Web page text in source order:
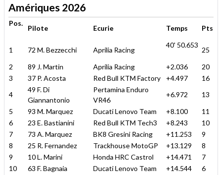
Amériques 2026
Pos.
Pilote Ecurie Temps Pts
1 72 M. Bezzecchi Aprilia Racing
40' 50.653
25
2
89 J. Martin Aprilia Racing +2.036
20
3
37 P. Acosta Red Bull KTM Factory +4.497
16
4
49 F. Di
Giannantonio
Pertamina Enduro
VR46
+6.972
13
5
93 M. Marquez Ducati Lenovo Team +8.100
11
6
23 E. Bastianini Red Bull KTM Tech3 +8.243
10
7
73 A. Marquez BK8 Gresini Racing +11.253
9
8
25 R. Fernandez Trackhouse MotoGP +13.129
8
9
10 L. Marini Honda HRC Castrol +14.471
7
10
63 F. Bagnaia Ducati Lenovo Team +14.544
6